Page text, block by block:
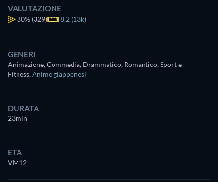
VALUTAZIONE
80% (329) 8.2 (13k)
GENERI
Animazione, Commedia, Drammatico, Romantico, Sport e
Fitness,Anime giapponesi
DURATA
23min
ETÀ
VM12